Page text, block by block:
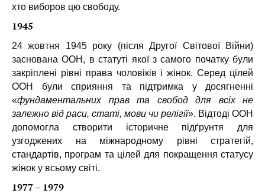
хто виборов цю свободу.
1945
24 жовтня 1945 року (після Другої Світової Війни)
заснована ООН, в статуті якої з самого початку були
закріплені рівні права чоловіків і жінок. Серед цілей
ООН були сприяння та підтримка у досягненні
«фундаментальних прав та свобод для всіх не
залежно від раси, статі, мови чи релігії». Відтоді ООН
допомогла створити історичне підґрунтя для
узгоджених на міжнародному рівні стратегій,
стандартів, програм та цілей для покращення статусу
жінок у всьому світі.
1977 – 1979